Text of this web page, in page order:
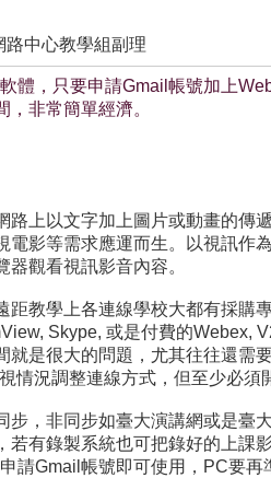
路中心教學組副理
體，只要申請Gmail帳號加上
非常簡單經濟。
路上以文字加上圖片或動畫的
電影等需求應運而生。以視訊
觀看視訊影音內容。
距教學上各連線學校大都有採
Skype, 或是付費的Webex,
就是很大的問題，尤其往往還
情況調整連線方式，但至少必
，非同步如臺大演講網或是臺
若有錄製系統也可把錄好的上
請Gmail帳號即可使用，PC要